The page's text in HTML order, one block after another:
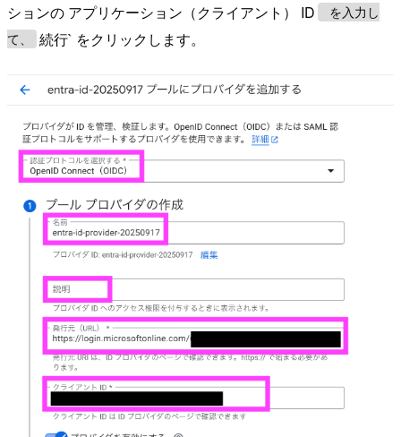
ションの アプリケーション（クライアント） ID
を入力し
て、
続行` をクリックします。